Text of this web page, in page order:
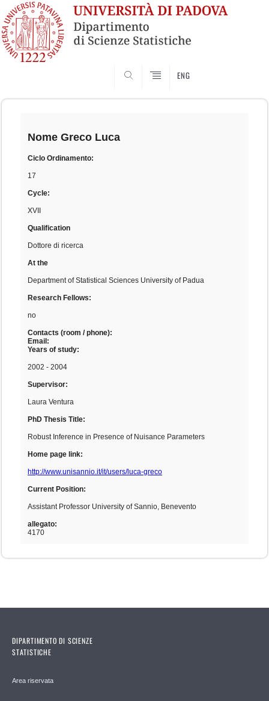
ENG
Skip
Nome Greco Luca
Ciclo Ordinamento:
17
Cycle:
XVII
Qualification
Dottore di ricerca
At the
Department of Statistical Sciences University of Padua
Research Fellows:
no
Contacts (room / phone):
Email:
Years of study:
2002 - 2004
Supervisor:
Laura Ventura
PhD Thesis Title:
Robust Inference in Presence of Nuisance Parameters
Home page link:
http://www.unisannio.it/it/users/luca-greco
Current Position:
Assistant Professor University of Sannio, Benevento
allegato:
4170
DIPARTIMENTO DI SCIENZE
STATISTICHE
Area riservata